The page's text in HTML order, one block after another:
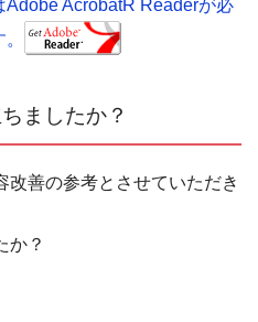
AcrobatR Readerが必
ましたか？
改善の参考とさせていただき
か？